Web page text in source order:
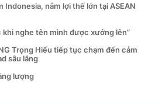
Indonesia, nắm lợi thế lớn tại ASEAN
khi nghe tên mình được xướng lên”
Trọng Hiếu tiếp tục chạm đến cảm
sâu lắng
lượng